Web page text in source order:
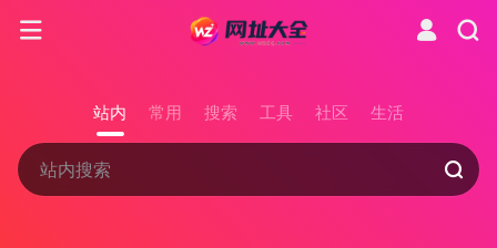
站内 常用 搜索 工具 社区 生活